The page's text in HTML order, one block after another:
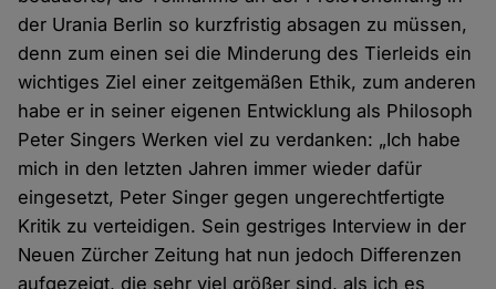
der Urania Berlin so kurzfristig absagen zu müssen,
denn zum einen sei die Minderung des Tierleids ein
wichtiges Ziel einer zeitgemäßen Ethik, zum anderen
habe er in seiner eigenen Entwicklung als Philosoph
Peter Singers Werken viel zu verdanken: „Ich habe
mich in den letzten Jahren immer wieder dafür
eingesetzt, Peter Singer gegen ungerechtfertigte
Kritik zu verteidigen. Sein gestriges Interview in der
Neuen Zürcher Zeitung hat nun jedoch Differenzen
aufgezeigt, die sehr viel größer sind, als ich es